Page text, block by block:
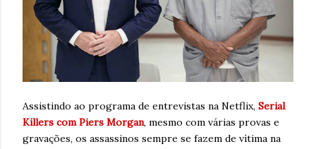
Assistindo ao programa de entrevistas na Netflix, Serial
Killers com Piers Morgan, mesmo com várias provas e
gravações, os assassinos sempre se fazem de vítima na